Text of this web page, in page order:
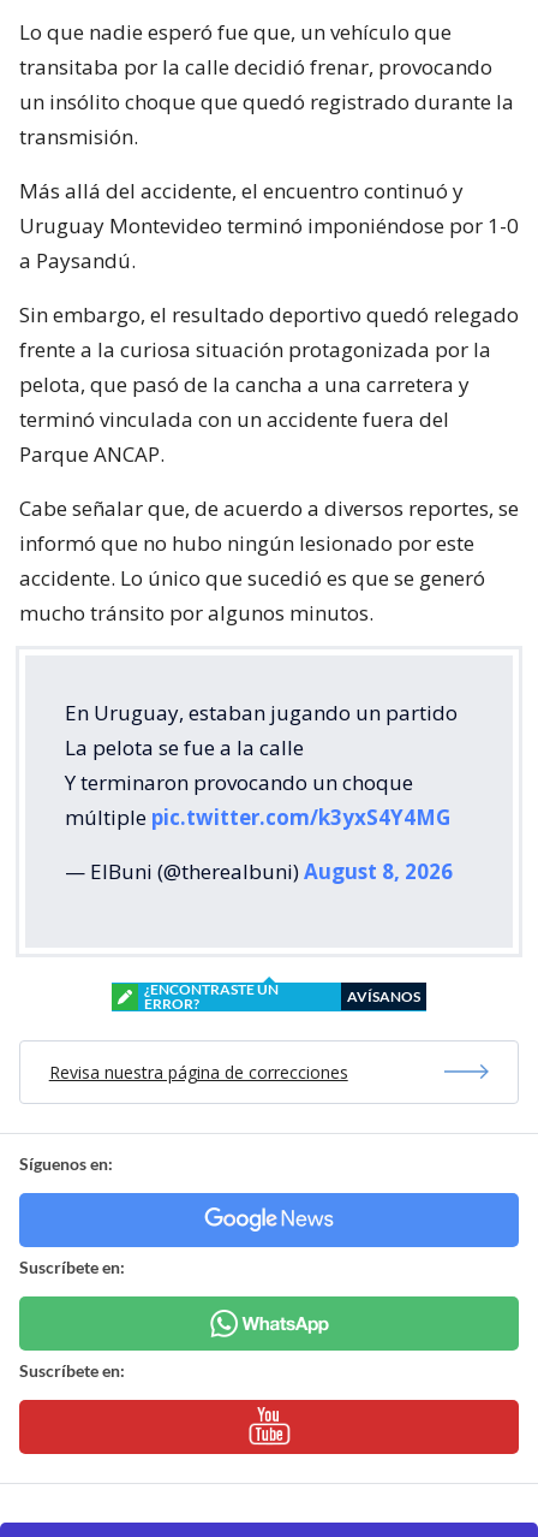
Lo que nadie esperó fue que, un vehículo que
transitaba por la calle decidió frenar, provocando
un insólito choque que quedó registrado durante la
transmisión.
Más allá del accidente, el encuentro continuó y
Uruguay Montevideo terminó imponiéndose por 1-0
a Paysandú.
Sin embargo, el resultado deportivo quedó relegado
frente a la curiosa situación protagonizada por la
pelota, que pasó de la cancha a una carretera y
terminó vinculada con un accidente fuera del
Parque ANCAP.
Cabe señalar que, de acuerdo a diversos reportes, se
informó que no hubo ningún lesionado por este
accidente. Lo único que sucedió es que se generó
mucho tránsito por algunos minutos.
En Uruguay, estaban jugando un partido
La pelota se fue a la calle
Y terminaron provocando un choque
múltiple pic.twitter.com/k3yxS4Y4MG
— ElBuni (@therealbuni)August 8, 2026
¿ENCONTRASTE UN
ERROR?
AVÍSANOS
Revisa nuestra página de correcciones
Síguenos en:
Suscríbete en:
Suscríbete en: